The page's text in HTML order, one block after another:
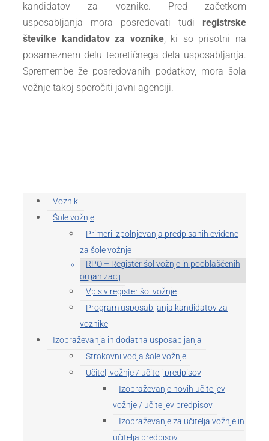
kandidatov za voznike. Pred začetkom
usposabljanja mora posredovati tudi registrske
številke kandidatov za voznike, ki so prisotni na
posameznem delu teoretičnega dela usposabljanja.
Spremembe že posredovanih podatkov, mora šola
vožnje takoj sporočiti javni agenciji.
Vozniki
Šole vožnje
Primeri izpolnjevanja predpisanih evidenc
za šole vožnje
RPO – Register šol vožnje in pooblaščenih
organizacij
Vpis v register šol vožnje
Program usposabljanja kandidatov za
voznike
Izobraževanja in dodatna usposabljanja
Strokovni vodja šole vožnje
Učitelj vožnje / učitelj predpisov
Izobraževanje novih učiteljev
vožnje / učiteljev predpisov
Izobraževanje za učitelja vožnje in
učitelja predpisov